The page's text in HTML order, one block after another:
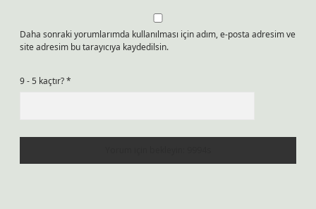
Daha sonraki yorumlarımda kullanılması için adım, e-posta adresim ve
site adresim bu tarayıcıya kaydedilsin.
9 - 5 kaçtır?*